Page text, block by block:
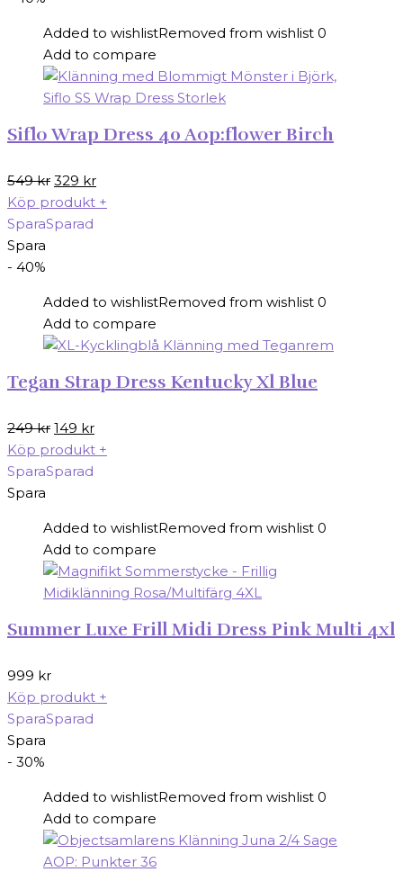
Added to wishlistRemoved from wishlist 0
Add to compare
Siflo Wrap Dress 40 Aop:flower Birch
549kr Det
ursprungliga
priset
329 krDet
nuvarande
Köp produkt +
SparaSparad
Spara
- 40%
Added to wishlistRemoved from wishlist 0
Add to compare
Tegan Strap Dress Kentucky Xl Blue
249kr Det
ursprungliga
priset
149 krDet
nuvarande
Köp produkt +
SparaSparad
Spara
Added to wishlistRemoved from wishlist 0
Add to compare
Summer Luxe Frill Midi Dress Pink Multi 4xl
999 kr
Köp produkt +
SparaSparad
Spara
- 30%
Added to wishlistRemoved from wishlist 0
Add to compare